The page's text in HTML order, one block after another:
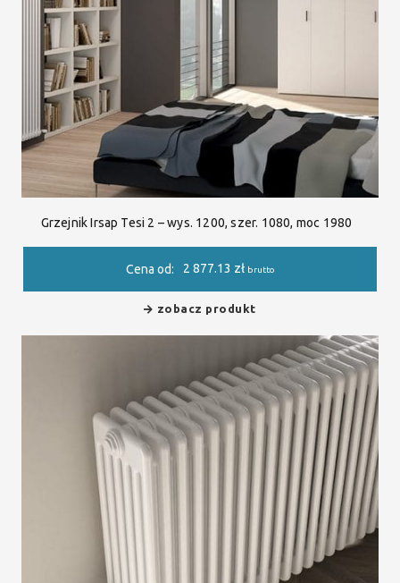
Grzejnik Irsap Tesi 2 – wys. 1200, szer. 1080, moc 1980
Cena od: 2 877.13 zł brutto
zobacz produkt